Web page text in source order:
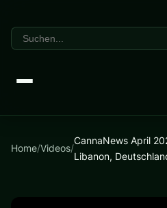
Home/Videos/
CannaNews April
Libanon,